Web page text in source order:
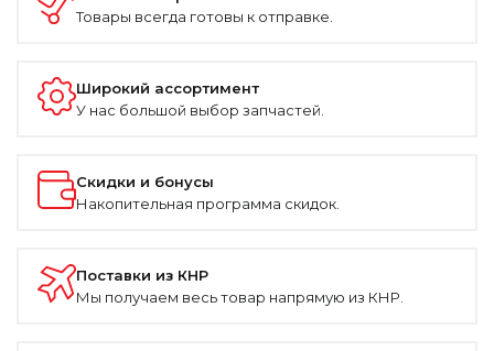
Товары всегда готовы к отправке.
Широкий ассортимент
У нас большой выбор запчастей.
Скидки и бонусы
Накопительная программа скидок.
Поставки из КНР
Мы получаем весь товар напрямую из КНР.